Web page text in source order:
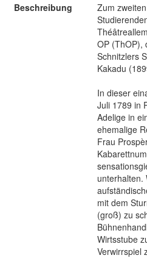
Beschreibung
Zum
OP (ThOP),
Schnitzlers
Kakadu
In dieser
Juli 1789 in
Adelige in
ehemalige
Frau
unterhalten.
mit dem
(groß) zu
Wirtsstube
Verwirrspiel